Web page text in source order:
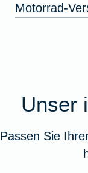
Motorrad-
Unser
Passen Sie